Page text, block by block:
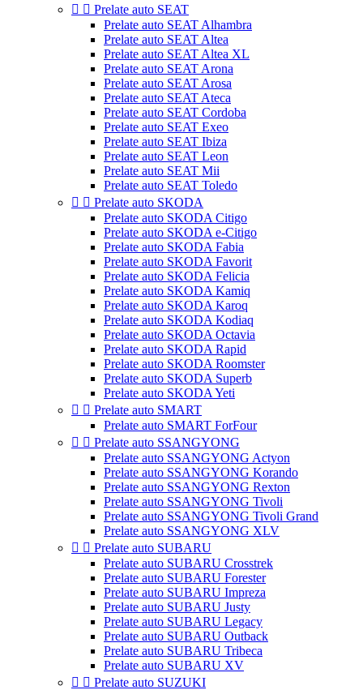
  Prelate auto SEAT
Prelate auto SEAT Alhambra
Prelate auto SEAT Altea
Prelate auto SEAT Altea XL
Prelate auto SEAT Arona
Prelate auto SEAT Arosa
Prelate auto SEAT Ateca
Prelate auto SEAT Cordoba
Prelate auto SEAT Exeo
Prelate auto SEAT Ibiza
Prelate auto SEAT Leon
Prelate auto SEAT Mii
Prelate auto SEAT Toledo
  Prelate auto SKODA
Prelate auto SKODA Citigo
Prelate auto SKODA e-Citigo
Prelate auto SKODA Fabia
Prelate auto SKODA Favorit
Prelate auto SKODA Felicia
Prelate auto SKODA Kamiq
Prelate auto SKODA Karoq
Prelate auto SKODA Kodiaq
Prelate auto SKODA Octavia
Prelate auto SKODA Rapid
Prelate auto SKODA Roomster
Prelate auto SKODA Superb
Prelate auto SKODA Yeti
  Prelate auto SMART
Prelate auto SMART ForFour
  Prelate auto SSANGYONG
Prelate auto SSANGYONG Actyon
Prelate auto SSANGYONG Korando
Prelate auto SSANGYONG Rexton
Prelate auto SSANGYONG Tivoli
Prelate auto SSANGYONG Tivoli Grand
Prelate auto SSANGYONG XLV
  Prelate auto SUBARU
Prelate auto SUBARU Crosstrek
Prelate auto SUBARU Forester
Prelate auto SUBARU Impreza
Prelate auto SUBARU Justy
Prelate auto SUBARU Legacy
Prelate auto SUBARU Outback
Prelate auto SUBARU Tribeca
Prelate auto SUBARU XV
  Prelate auto SUZUKI